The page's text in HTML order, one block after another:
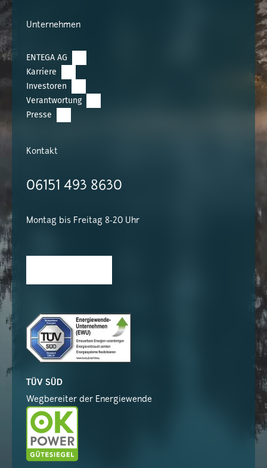
Unternehmen
ENTEGA AG
Karriere
Investoren
Verantwortung
Presse
Kontakt
06151 493 8630
Montag bis Freitag 8-20 Uhr
TÜV SÜD
Wegbereiter der Energiewende